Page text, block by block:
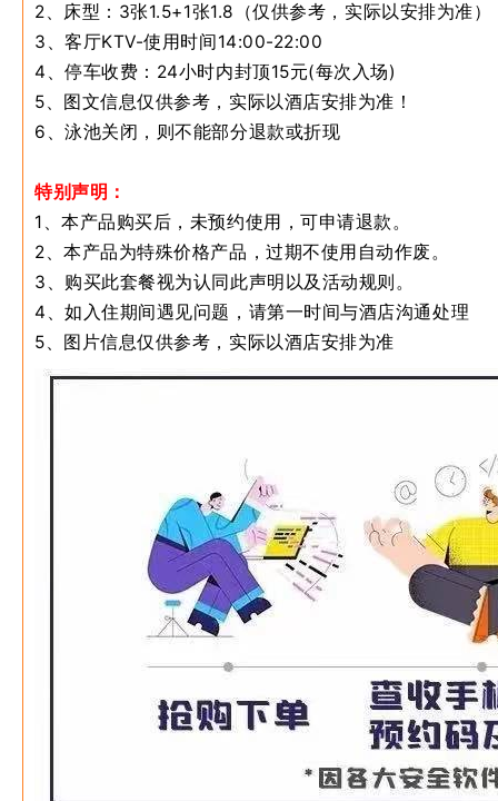
2、 床型：3张1.5+1张1.8（仅供参考，实际以安排为准）
3、客厅KTV-使用时间14:00-22:00
4、停车收费：24小时内封顶15元(每次入场)
5、图文信息仅供参考，实际以酒店安排为准！
6、泳池关闭，则不能部分退款或折现
特别声明：
1、本产品购买后，未预约使用，可申请退款。
2、本产品为特殊价格产品，过期不使用自动作废。
3、购买此套餐视为认同此声明以及活动规则。
4、如入住期间遇见问题，请第一时间与酒店沟通处理
5、图片信息仅供参考，实际以酒店安排为准